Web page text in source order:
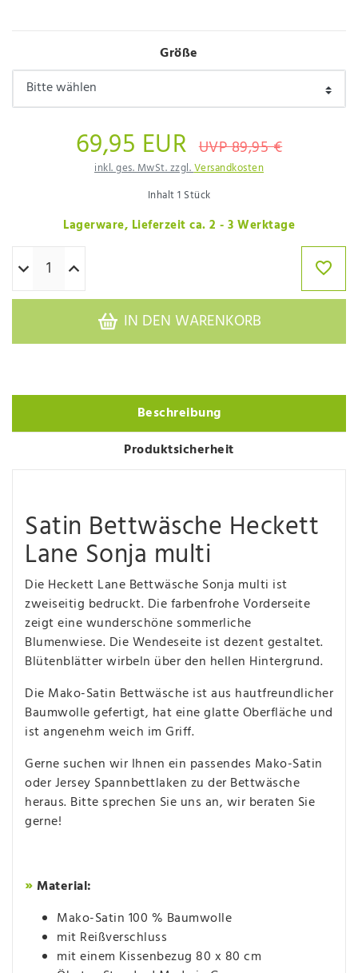
Größe
69,95 EUR UVP 89,95 €
inkl. ges. MwSt. zzgl.Versandkosten
Inhalt1 Stück
Lagerware, Lieferzeit ca. 2 - 3 Werktage
IN DEN WARENKORB
Beschreibung
Produktsicherheit
Satin Bettwäsche Heckett
Lane Sonja multi
Die Heckett Lane Bettwäsche Sonja multi ist
zweiseitig bedruckt. Die farbenfrohe Vorderseite
zeigt eine wunderschöne sommerliche
Blumenwiese. Die Wendeseite ist dezent gestaltet.
Blütenblätter wirbeln über den hellen Hintergrund.
Die Mako-Satin Bettwäsche ist aus hautfreundlicher
Baumwolle gefertigt, hat eine glatte Oberfläche und
ist angenehm weich im Griff.
Gerne suchen wir Ihnen ein passendes Mako-Satin
oder Jersey Spannbettlaken zu der Bettwäsche
heraus. Bitte sprechen Sie uns an, wir beraten Sie
gerne!
»Material:
Mako-Satin 100 % Baumwolle
mit Reißverschluss
mit einem Kissenbezug 80 x 80 cm